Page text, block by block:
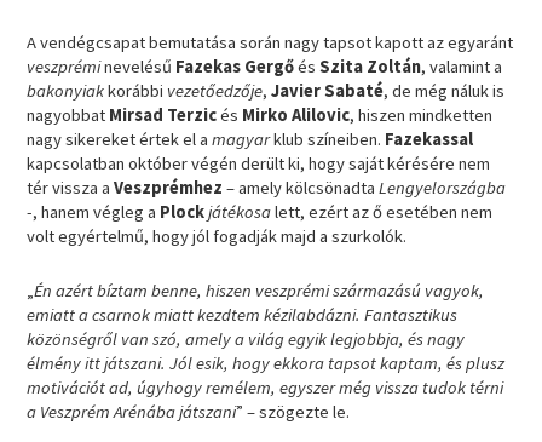
A vendégcsapat bemutatása során nagy tapsot kapott az egyaránt
veszpréminevelésű Fazekas GergőésSzita Zoltán, valamint a
bakonyiakkorábbi vezetőedzője,Javier Sabaté, de még náluk is
nagyobbat Mirsad Terzicés Mirko Alilovic, hiszen mindketten
nagy sikereket értek el amagyarklub színeiben. Fazekassal
kapcsolatban október végén derült ki, hogy saját kérésére nem
tér vissza aVeszprémhez – amely kölcsönadtaLengyelországba
-, hanem végleg a Plockjátékosalett, ezért az ő esetében nem
volt egyértelmű, hogy jól fogadják majd a szurkolók.
„Én azért bíztam benne, hiszen veszprémi származású vagyok,
emiatt a csarnok miatt kezdtem kézilabdázni. Fantasztikus
közönségről van szó, amely a világ egyik legjobbja, és nagy
élmény itt játszani. Jól esik, hogy ekkora tapsot kaptam, és plusz
motivációt ad, úgyhogy remélem, egyszer még vissza tudok térni
a Veszprém Arénába játszani” – szögezte le.